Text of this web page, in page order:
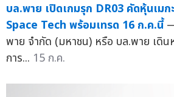
บล.พาย เปิดเกมรุก DR03 คัดหุ้นเม
Space Tech พร้อมเทรด 16 ก.ค.นี้
พาย จำกัด (มหาชน) หรือ บล.พาย เดิน
การ... 15 ก.ค.